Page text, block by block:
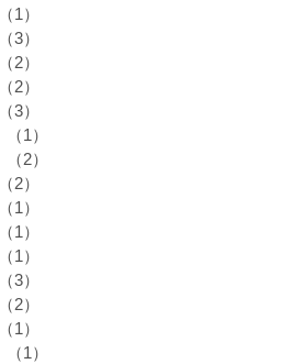
（1）
（3）
（2）
（2）
（3）
（1）
（2）
（2）
（1）
（1）
（1）
（3）
（2）
（1）
（1）